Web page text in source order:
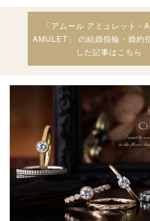
「アムール アミュレット -
AMULET」 の結婚指輪・婚約
した記事はこちら